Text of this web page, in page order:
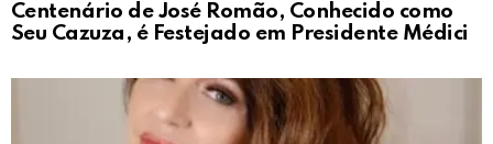
Centenário de José Romão, Conhecido como
Seu Cazuza, é Festejado em Presidente Médici